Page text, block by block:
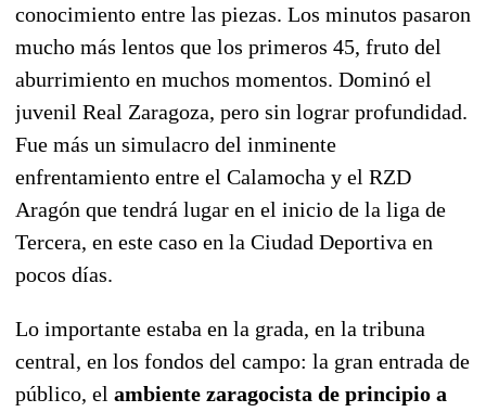
conocimiento entre las piezas. Los minutos pasaron
mucho más lentos que los primeros 45, fruto del
aburrimiento en muchos momentos. Dominó el
juvenil Real Zaragoza, pero sin lograr profundidad.
Fue más un simulacro del inminente
enfrentamiento entre el Calamocha y el RZD
Aragón que tendrá lugar en el inicio de la liga de
Tercera, en este caso en la Ciudad Deportiva en
pocos días.
Lo importante estaba en la grada, en la tribuna
central, en los fondos del campo: la gran entrada de
público, el ambiente zaragocista de principio a